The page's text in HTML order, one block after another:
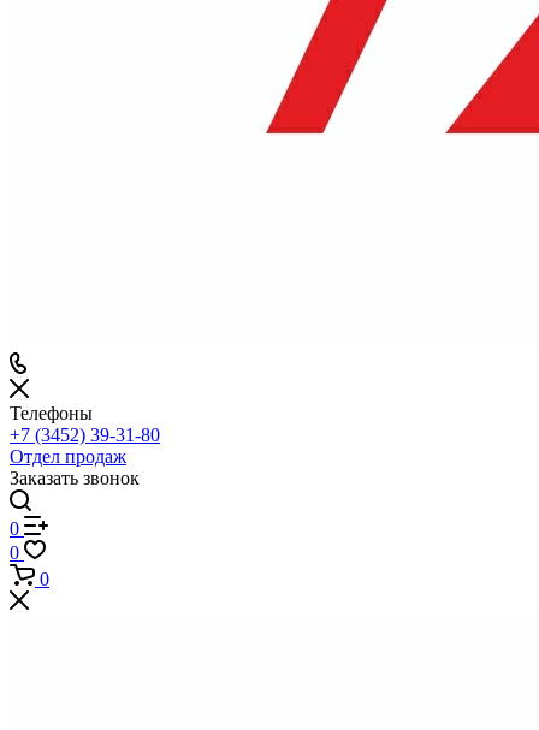
Телефоны
+7 (3452) 39-31-80
Отдел продаж
Заказать звонок
0
0
0